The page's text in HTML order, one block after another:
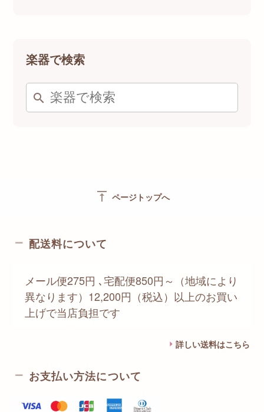
楽器で検索
search
vertical_align_top ページトップへ
配送料について
メール便275円 ､宅配便850円～（地域により
異なります）12,200円（税込）以上のお買い
上げで当店負担です
詳しい送料はこちら
お支払い方法について